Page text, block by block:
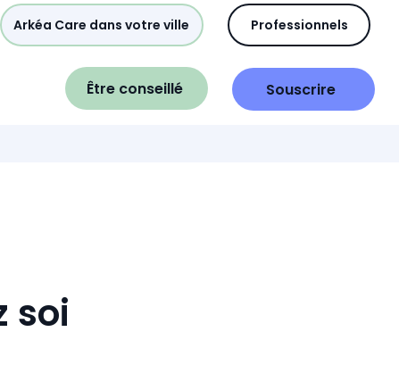
Arkéa Care dans votre ville Professionnels
Être conseillé Souscrire
soi